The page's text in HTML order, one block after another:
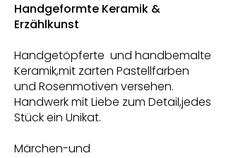
Handgeformte Keramik &
Erzählkunst
Handgetöpferte und handbemalte
Keramik,mit zarten Pastellfarben
und Rosenmotiven versehen.
Handwerk mit Liebe zum Detail,jedes
Stück ein Unikat.
Märchen-und